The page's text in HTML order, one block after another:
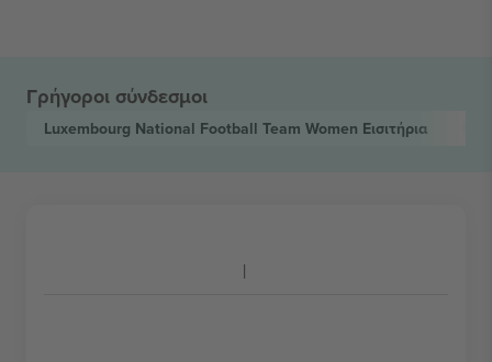
Γρήγοροι σύνδεσμοι
Luxembourg National Football Team Women Εισιτήρια